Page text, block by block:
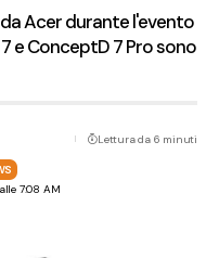
Acer durante l'evento
e ConceptD 7 Pro sono
7:08 AM
Lettura da 6 minuti